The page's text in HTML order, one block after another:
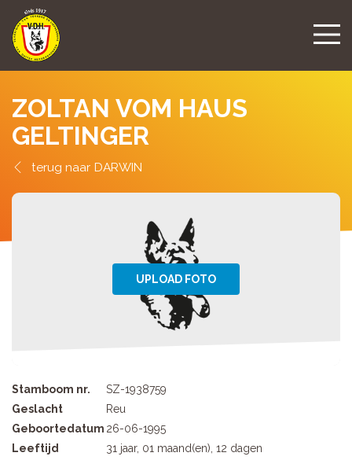
ZOLTAN VOM HAUS
GELTINGER
DARWIN
Stamboom nr.
SZ-1938759
Geslacht
Reu
Geboortedatum 26-06-1995
Leeftijd
31 jaar, 01 maand(en), 12 dagen